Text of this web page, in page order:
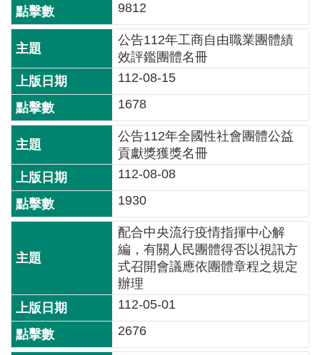
保
有
及
管
理
個
人
資
9812
公告112年工商自由職業團體績
效評鑑團體名冊
112-08-15
1678
公告112年全國性社會團體公益
貢獻獎獲獎名冊
112-08-08
1930
配合中央流行疫情指揮中心解
編，有關人民團體得否以視訊方
式召開會議應依團體章程之規定
辦理
112-05-01
2676